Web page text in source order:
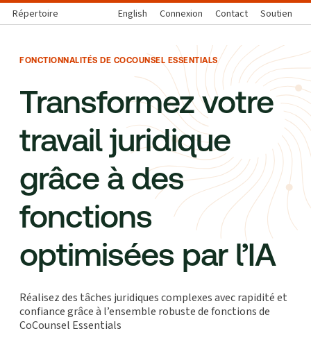
Répertoire English Connexion Contact Soutien
FONCTIONNALITÉS DE COCOUNSEL ESSENTIALS
Transformez votre
travail juridique
grâce à des
fonctions
optimisées par l’IA
Réalisez des tâches juridiques complexes avec rapidité et
confiance grâce à l’ensemble robuste de fonctions de
CoCounsel Essentials